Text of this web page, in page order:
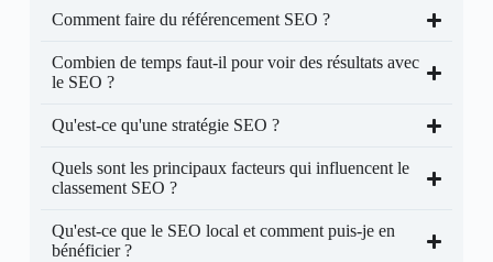
Comment faire du référencement SEO ?
Combien de temps faut-il pour voir des résultats avec
le SEO ?
Qu'est-ce qu'une stratégie SEO ?
Quels sont les principaux facteurs qui influencent le
classement SEO ?
Qu'est-ce que le SEO local et comment puis-je en
bénéficier ?